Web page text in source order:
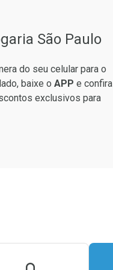
São Paulo
do seu celular para o
baixe o APP e confira
exclusivos para